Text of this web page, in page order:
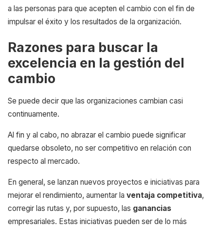
a las personas para que acepten el cambio con el fin de
impulsar el éxito y los resultados de la organización.
Razones para buscar la
excelencia en la gestión del
cambio
Se puede decir que las organizaciones cambian casi
continuamente.
Al fin y al cabo, no abrazar el cambio puede significar
quedarse obsoleto, no ser competitivo en relación con
respecto al mercado.
En general, se lanzan nuevos proyectos e iniciativas para
mejorar el rendimiento, aumentar la ventaja competitiva,
corregir las rutas y, por supuesto, las ganancias
empresariales. Estas iniciativas pueden ser de lo más